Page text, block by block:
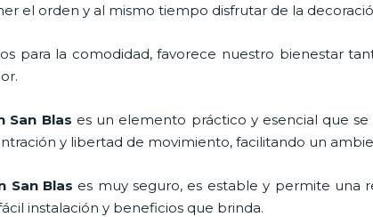
el orden y al mismo tiempo disfrutar de la
para la comodidad, favorece nuestro bienestar
San Blas es un elemento práctico y esencial que
y libertad de movimiento, facilitando un
San Blas es muy seguro, es estable y permite una
instalación y beneficios que brinda.